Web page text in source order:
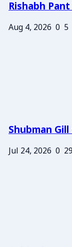
Rishabh Pant
Aug 4, 2026 0 5
Shubman
Jul 24, 2026 0 29